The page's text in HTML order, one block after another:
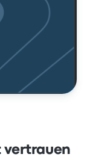
vertrauen